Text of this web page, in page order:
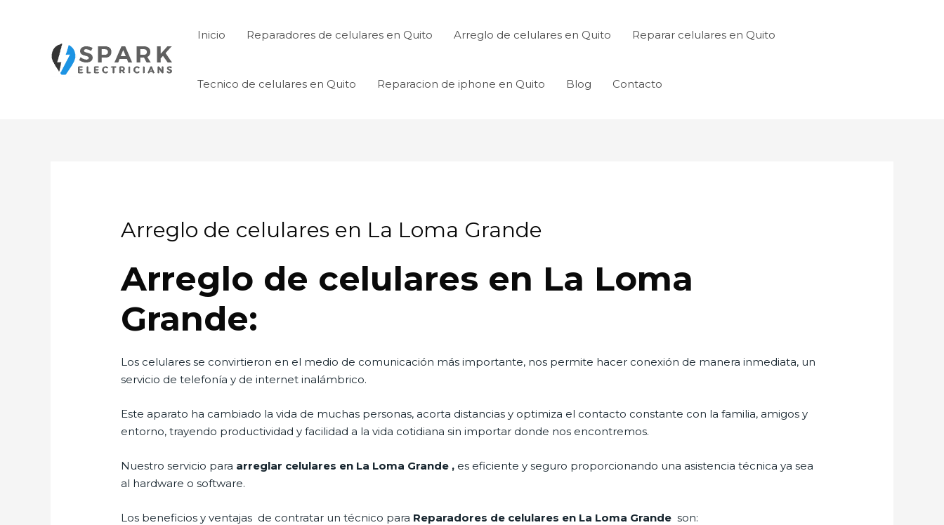
Inicio Reparadores de celulares en Quito Arreglo de celulares en Quito Reparar celulares en Quito
Tecnico de celulares en Quito Reparacion de iphone en Quito Blog Contacto
Arreglo de celulares en La Loma Grande
Arreglo de celulares en La Loma
Grande:
Los celulares se convirtieron en el medio de comunicación más importante, nos permite hacer conexión de manera inmediata, un
servicio de telefonía y de internet inalámbrico.
Este aparato ha cambiado la vida de muchas personas, acorta distancias y optimiza el contacto constante con la familia, amigos y
entorno, trayendo productividad y facilidad a la vida cotidiana sin importar donde nos encontremos.
Nuestro servicio para arreglar celulares en La Loma Grande , es eficiente y seguro proporcionando una asistencia técnica ya sea
al hardware o software.
Los beneficios y ventajas de contratar un técnico para Reparadores de celulares en La Loma Grandeson: